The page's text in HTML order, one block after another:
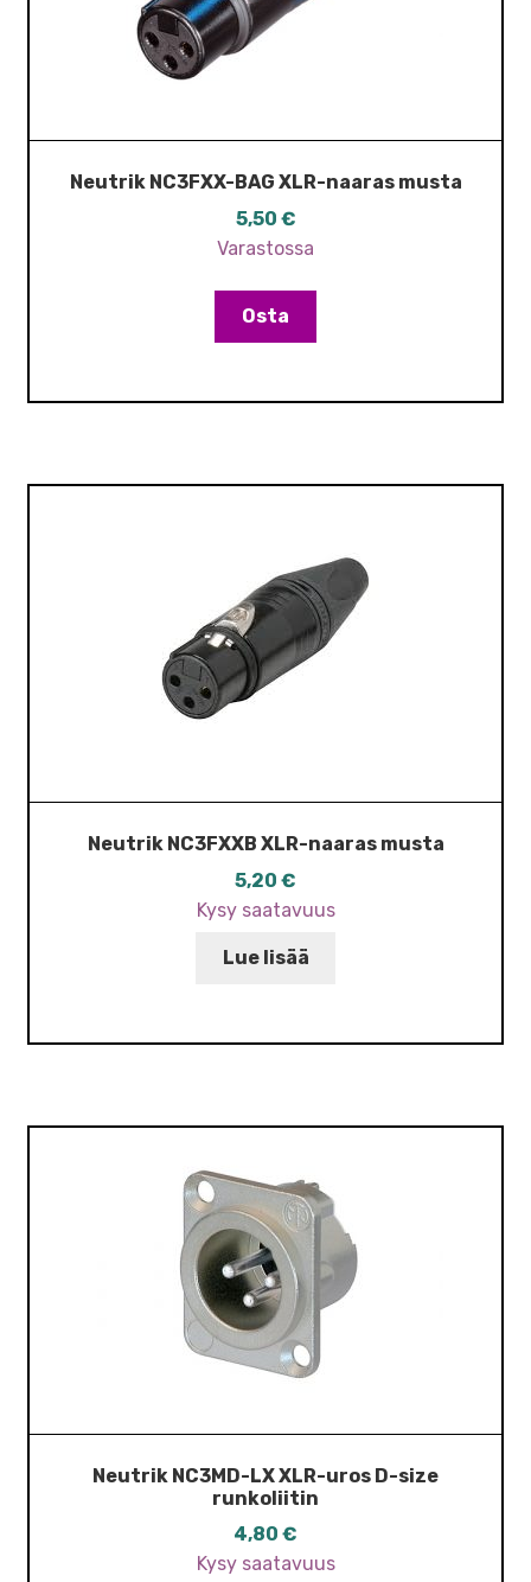
Neutrik NC3FXX-BAG XLR-naaras musta
5,50 €
Varastossa
Osta
Neutrik NC3FXXB XLR-naaras musta
5,20 €
Kysy saatavuus
Lue lisää
Neutrik NC3MD-LX XLR-uros D-size
runkoliitin
4,80 €
Kysy saatavuus